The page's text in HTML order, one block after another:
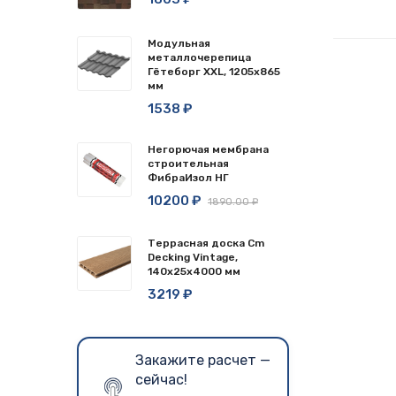
Модульная
металлочерепица
Гётеборг XXL, 1205х865
мм
1538 ₽
Негорючая мембрана
строительная
ФибраИзол НГ
10200 ₽ 1890.00 ₽
Террасная доска Cm
Decking Vintage,
140x25x4000 мм
3219 ₽
Закажите расчет —
сейчас!